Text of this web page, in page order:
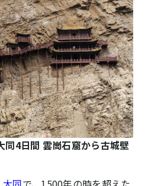
同4日間 雲崗石窟から古城壁